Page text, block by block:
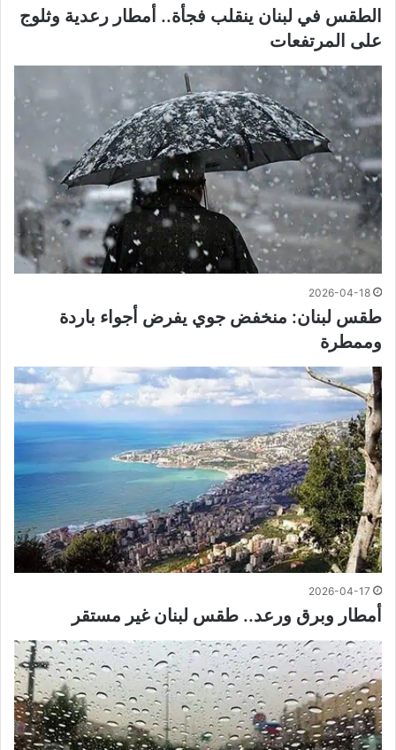
الطقس في لبنان ينقلب فجأة.. أمطار رعدية وثلوج
على المرتفعات
2026-04-18
طقس لبنان: منخفض جوي يفرض أجواء باردة
وممطرة
2026-04-17
أمطار وبرق ورعد.. طقس لبنان غير مستقر